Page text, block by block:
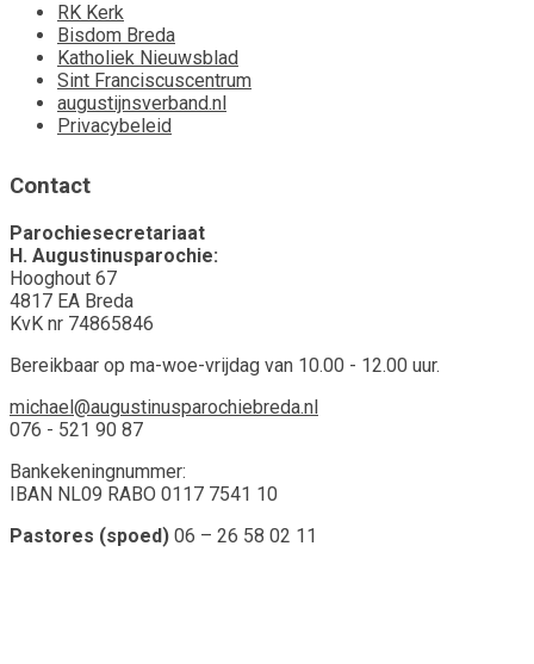
RK Kerk
Bisdom Breda
Katholiek Nieuwsblad
Sint Franciscuscentrum
augustijnsverband.nl
Privacybeleid
Contact
Parochiesecretariaat
H. Augustinusparochie:
Hooghout 67
4817 EA Breda
KvK nr 74865846
Bereikbaar op ma-woe-vrijdag van 10.00 - 12.00 uur.
michael@augustinusparochiebreda.nl
076 - 521 90 87
Bankekeningnummer:
IBAN NL09 RABO 0117 7541 10
Pastores (spoed) 06 – 26 58 02 11